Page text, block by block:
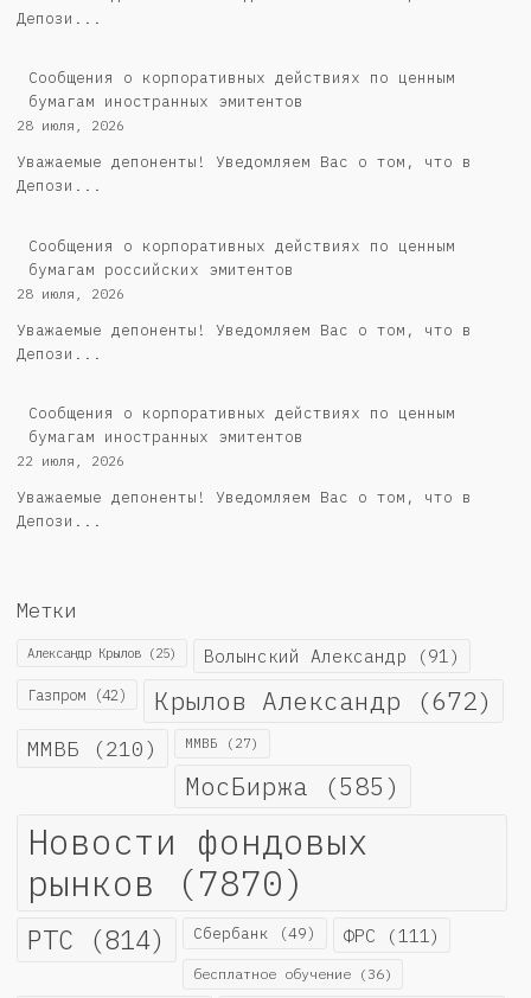
Депози...
Сообщения о корпоративных действиях по ценным
бумагам иностранных эмитентов
28 июля, 2026
Уважаемые депоненты! Уведомляем Вас о том, что в
Депози...
Cообщения о корпоративных действиях по ценным
бумагам российских эмитентов
28 июля, 2026
Уважаемые депоненты! Уведомляем Вас о том, что в
Депози...
Сообщения о корпоративных действиях по ценным
бумагам иностранных эмитентов
22 июля, 2026
Уважаемые депоненты! Уведомляем Вас о том, что в
Депози...
Метки
Александр Крылов (25) Волынский Александр (91)
Газпром (42) Крылов Александр (672)
ММВБ (210) ММВБ (27)
МосБиржа (585)
Новости фондовых
рынков (7870)
РТС (814) Сбербанк (49) ФРС (111)
бесплатное обучение (36)